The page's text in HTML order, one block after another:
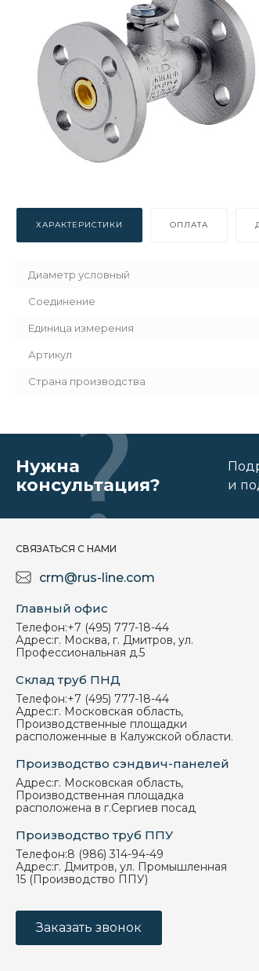
ХАРАКТЕРИСТИКИ ОПЛАТА
Диаметр условный
Соединение
Единица измерения
Артикул
Страна производства
Нужна
консультация?
и
СВЯЗАТЬСЯ С НАМИ
crm@rus-line.com
Главный офис
Телефон:+7 (495) 777-18-44
Адрес:г. Москва, г. Дмитров, ул.
Профессиональная д.5
Склад труб ПНД
Телефон:+7 (495) 777-18-44
Адрес:г. Московская область,
Производственные площадки
расположенные в Калужской области.
Производство сэндвич-панелей
Адрес:г. Московская область,
Производственная площадка
расположена в г.Сергиев посад
Производство труб ППУ
Телефон:8 (986) 314-94-49
Адрес:г. Дмитров, ул. Промышленная
15 (Производство ППУ)
Заказать звонок